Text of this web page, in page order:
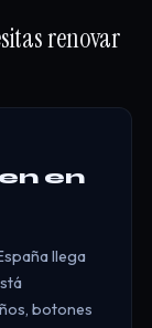
renovar
en
llega
botones